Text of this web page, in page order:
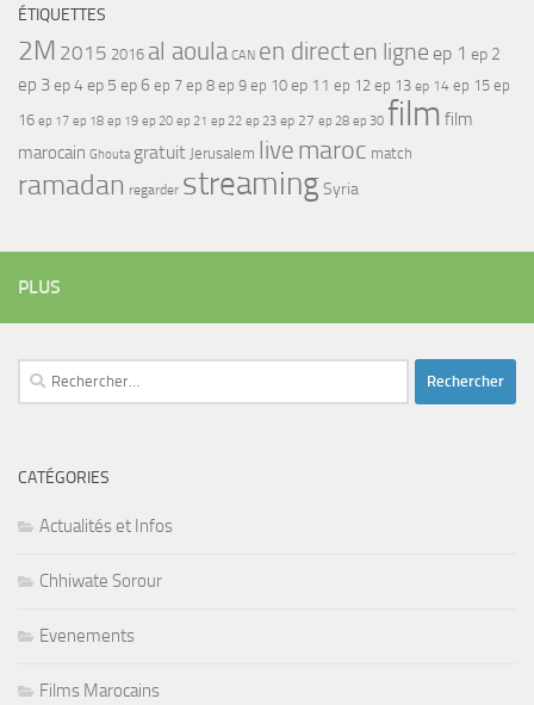
ÉTIQUETTES
2M 2015 2016 al aoula CAN en directen ligne ep 1 ep 2
ep 3ep 4ep 5 ep 6 ep 7 ep 8 ep 9 ep 10 ep 11 ep 12 ep 13 ep 14 ep 15 ep
16 ep 17 ep 18 ep 19 ep 20 ep 21 ep 22 ep 23 ep 27 ep 28 ep 30 film film
marocain Ghouta gratuit Jerusalem live maroc match
ramadan regarder streamingSyria
PLUS
Rechercher :
CATÉGORIES
Actualités et Infos
Chhiwate Sorour
Evenements
Films Marocains